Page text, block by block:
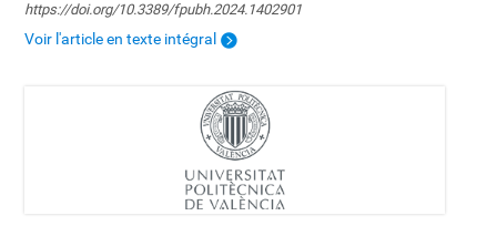
https://doi.org/10.3389/fpubh.2024.1402901
Voir l'article en texte intégral